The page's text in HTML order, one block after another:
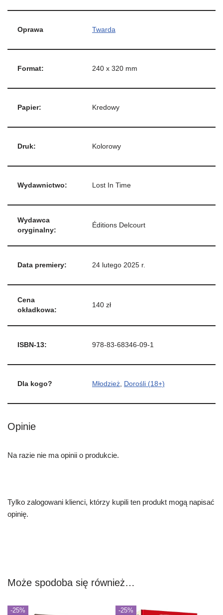
Oprawa Twarda
Format: 240 x 320 mm
Papier: Kredowy
Druk: Kolorowy
Wydawnictwo: Lost In Time
Wydawca
oryginalny:
Éditions Delcourt
Data premiery: 24 lutego 2025 r.
Cena
okładkowa:
140 zł
ISBN-13: 978-83-68346-09-1
Dla kogo? Młodzież, Dorośli (18+)
Opinie
Na razie nie ma opinii o produkcie.
Tylko zalogowani klienci, którzy kupili ten produkt mogą napisać
opinię.
Może spodoba się również…
-25% -25%